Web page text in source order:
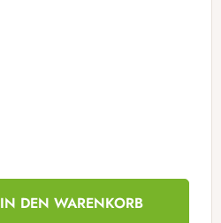
IN DEN WARENKORB